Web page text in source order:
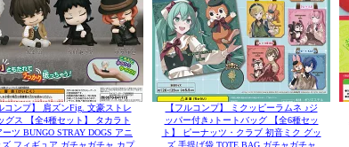
コンプ】 肩ズンFig. 文豪ストレ
グス 【全4種セット】 タカラト
ーツ BUNGO STRAY DOGS アニ
ズ フィギュア ガチャガチャ カプ
【フルコンプ】 ミクッピーラムネ ♪ジ
ッパー付き♪トートバッグ 【全6種セッ
ト】 ピーナッツ・クラブ 初音ミク グッ
ズ 手提げ袋 TOTE BAG ガチャガチャ